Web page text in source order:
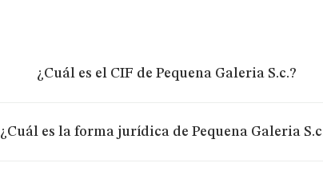
¿Cuál es el CIF de Pequena Galeria S.c.?
¿Cuál es la forma jurídica de Pequena Galeria